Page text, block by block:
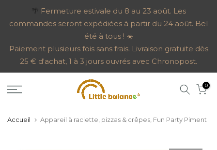
au
🌴 Fermeture estivale du 8 au 23 août. Les
commandes seront expédiées à partir du 24 août. Bel
été à tous ! ☀️
Paiement plusieurs fois sans frais. Livraison gratuite dès
25 € d'achat, 1 à 3 jours ouvrés avec Chronopost.
0
Accueil Appareil à raclette, pizzas & crêpes, Fun Party Piment